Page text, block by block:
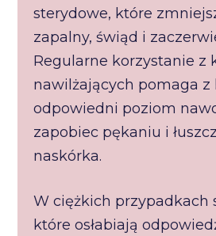
sterydowe, które
zapalny, świąd i
Regularne korzystanie z
nawilżających pomaga
odpowiedni poziom
zapobiec pękaniu i
naskórka.
W ciężkich przypadkach
które osłabiają